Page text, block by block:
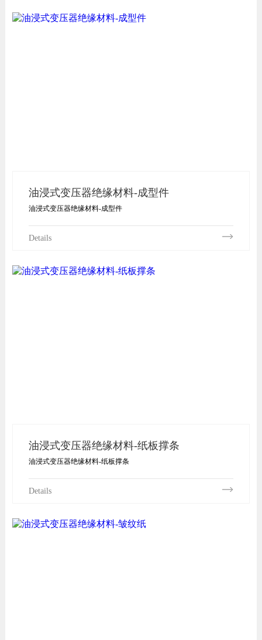
油浸式变压器绝缘材料-成型件
油浸式变压器绝缘材料-成型件
Details
油浸式变压器绝缘材料-纸板撑条
油浸式变压器绝缘材料-纸板撑条
Details